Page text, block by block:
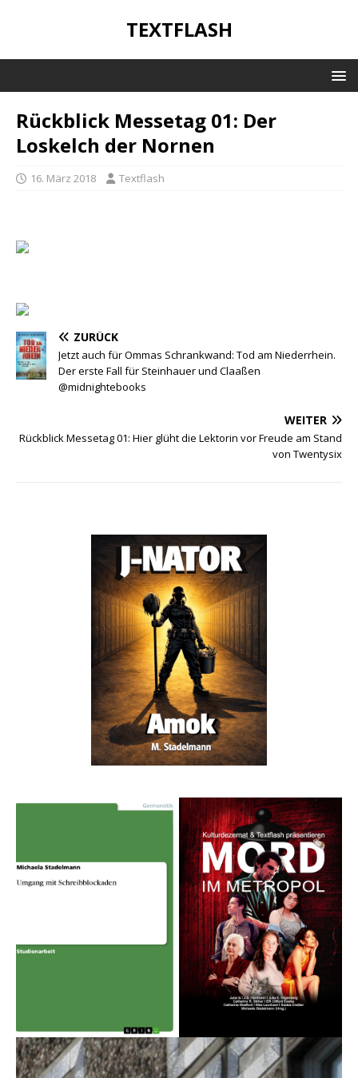
TEXTFLASH
Rückblick Messetag 01: Der
Loskelch der Nornen
16. März 2018 Textflash
ZURÜCK
Jetzt auch für Ommas Schrankwand: Tod am Niederrhein.
Der erste Fall für Steinhauer und Claaßen
@midnightebooks
WEITER
Rückblick Messetag 01: Hier glüht die Lektorin vor Freude am Stand
von Twentysix